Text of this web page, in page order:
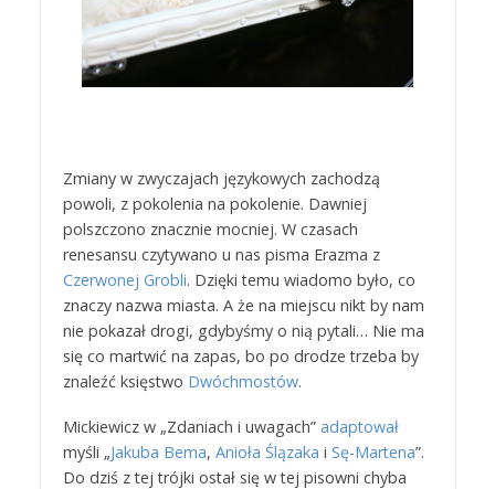
Zmiany w zwyczajach językowych zachodzą
powoli, z pokolenia na pokolenie. Dawniej
polszczono znacznie mocniej. W czasach
renesansu czytywano u nas pisma Erazma z
Czerwonej Grobli. Dzięki temu wiadomo było, co
znaczy nazwa miasta. A że na miejscu nikt by nam
nie pokazał drogi, gdybyśmy o nią pytali… Nie ma
się co martwić na zapas, bo po drodze trzeba by
znaleźć księstwo Dwóchmostów.
Mickiewicz w „Zdaniach i uwagach” adaptował
myśli „Jakuba Bema, Anioła Ślązaka i Sę-Martena”.
Do dziś z tej trójki ostał się w tej pisowni chyba